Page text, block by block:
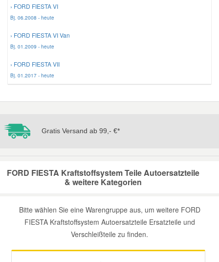
› FORD FIESTA VI
Bj. 06.2008 - heute
› FORD FIESTA VI Van
Bj. 01.2009 - heute
› FORD FIESTA VII
Bj. 01.2017 - heute
Gratis Versand ab 99,- €*
FORD FIESTA Kraftstoffsystem Teile Autoersatzteile
& weitere Kategorien
Bitte wählen Sie eine Warengruppe aus, um weitere FORD
FIESTA Kraftstoffsystem Autoersatzteile Ersatzteile und
Verschleißteile zu finden.
Mitsubishi Ersatzteile
Nissan Ersatzteile
Porsche Ersatzteile
Seat Ersatzteile
Skoda Ersatzteile
Suzuki Ersatzteile
Toyota Ersatzteile
Vauxhall Ersatzteile